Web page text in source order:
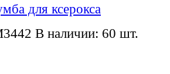
для ксерокса
В наличии: 60 шт.